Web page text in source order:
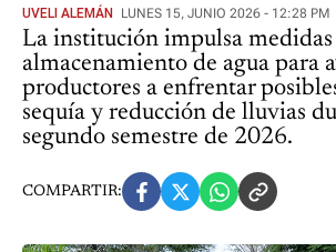
UVELI ALEMÁN LUNES 15, JUNIO 2026 - 12:28 PM
La institución impulsa medidas
almacenamiento de agua para
productores a enfrentar
sequía y reducción de lluvias
segundo semestre de 2026.
COMPARTIR: